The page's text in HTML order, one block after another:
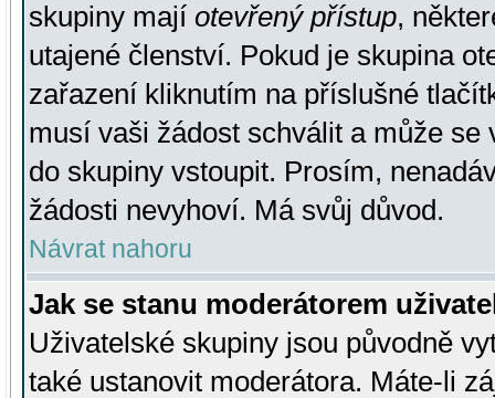
skupiny mají otevřený přístup,
utajené členství. Pokud je skupina
zařazení kliknutím na příslušné
musí vaši žádost schválit a může se
do skupiny vstoupit. Prosím,
žádosti nevyhoví. Má svůj důvod.
Návrat nahoru
Jak se stanu moderátorem
Uživatelské skupiny jsou původně
také ustanovit moderátora. Máte-li